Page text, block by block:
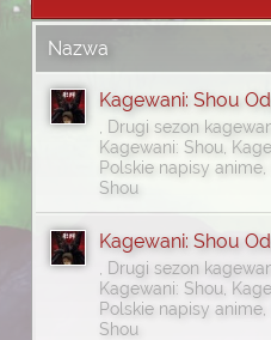
Nazwa
Kagewani: Shou
, Drugi sezon
Kagewani: Shou,
Polskie napisy
Shou
Kagewani: Shou
, Drugi sezon
Kagewani: Shou,
Polskie napisy
Shou